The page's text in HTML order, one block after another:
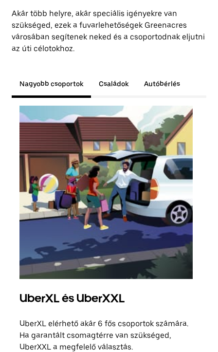
Akár több helyre, akár speciális igényekre van
szükséged, ezek a fuvarlehetőségek Greenacres
városában segítenek neked és a csoportodnak eljutni
az úti célotokhoz.
Nagyobb csoportok Családok Autóbérlés
UberXL és UberXXL
UberXL elérhető akár 6 fős csoportok számára.
Ha garantált csomagtérre van szükséged,
UberXXL a megfelelő választás.